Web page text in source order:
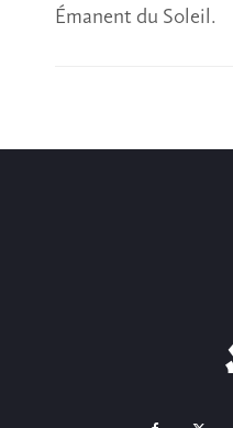
Émanent du Soleil.